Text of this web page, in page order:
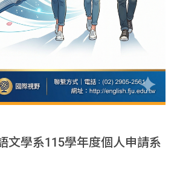
文學系115學年度個人申請系